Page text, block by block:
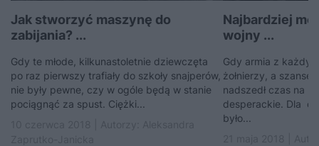
Jak stworzyć maszynę do
zabijania? ...
Gdy te młode, kilkunastoletnie dziewczęta
po raz pierwszy trafiały do szkoły snajperów,
nie były pewne, czy w ogóle będą w stanie
pociągnąć za spust. Ciężki...
Najbardziej
wojny ...
Gdy armia z
żołnierzy, a szanse
nadszedł czas na
desperackie. Dla
było...